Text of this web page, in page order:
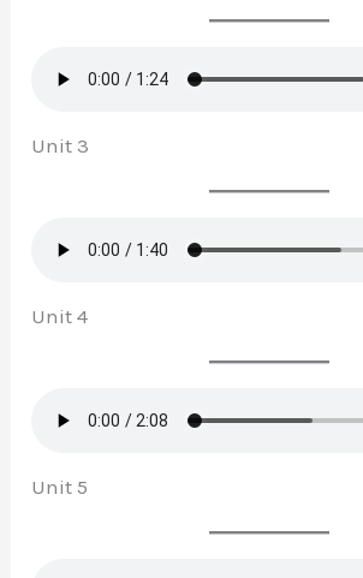
Unit 3
Unit 4
Unit 5